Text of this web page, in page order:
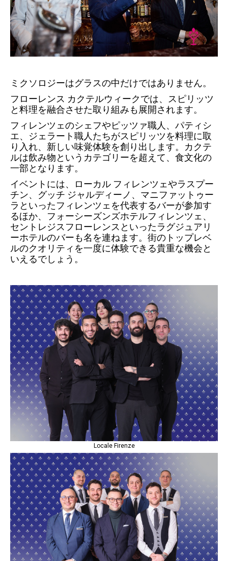
ミクソロジーはグラスの中だけではありません。
フローレンス カクテルウィークでは、スピリッツ
と料理を融合させた取り組みも展開されます。
フィレンツェのシェフやピッツァ職人、パティシ
エ、ジェラート職人たちがスピリッツを料理に取
り入れ、新しい味覚体験を創り出します。カクテ
ルは飲み物というカテゴリーを超えて、食文化の
一部となります。
イベントには、ローカル フィレンツェやラスプー
チン、グッチ ジャルディーノ、マニファットゥー
ラといったフィレンツェを代表するバーが参加す
るほか、フォーシーズンズホテルフィレンツェ、
セントレジスフローレンスといったラグジュアリ
ーホテルのバーも名を連ねます。街のトップレベ
ルのクオリティを一度に体験できる貴重な機会と
いえるでしょう。
Locale Firenze